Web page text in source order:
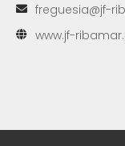
freguesia@jf-
www.jf-